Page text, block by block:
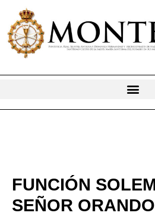
contenido
FUNCIÓN
SEÑOR